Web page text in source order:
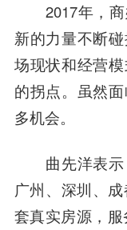
2017年，商
新的力量不断
场现状和经营
的拐点。虽然
多机会。
曲先洋表示
广州、深圳、
套真实房源，